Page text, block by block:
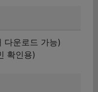
다운로드 가능)
확인용)